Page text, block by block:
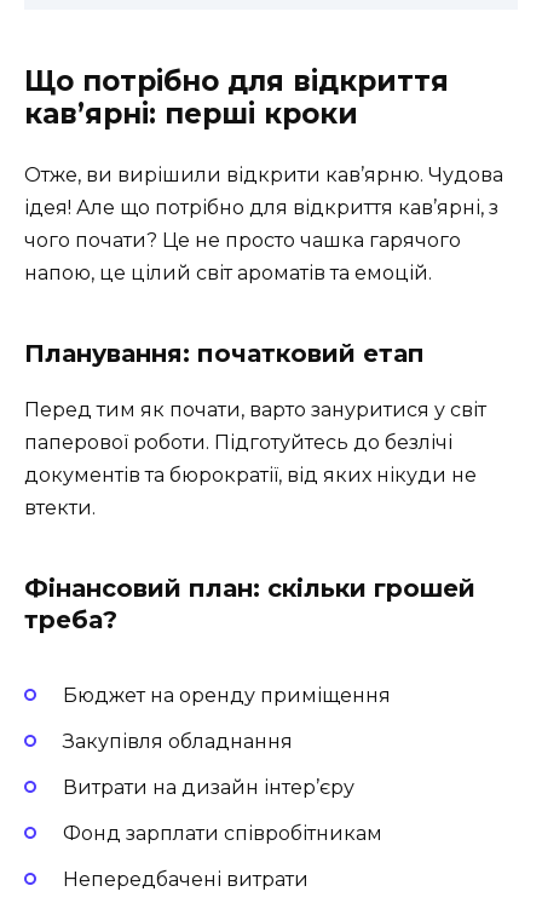
Що потрібно для відкриття
кав’ярні: перші кроки
Отже, ви вирішили відкрити кав’ярню. Чудова
ідея! Але що потрібно для відкриття кав’ярні, з
чого почати? Це не просто чашка гарячого
напою, це цілий світ ароматів та емоцій.
Планування: початковий етап
Перед тим як почати, варто зануритися у світ
паперової роботи. Підготуйтесь до безлічі
документів та бюрократії, від яких нікуди не
втекти.
Фінансовий план: скільки грошей
треба?
Бюджет на оренду приміщення
Закупівля обладнання
Витрати на дизайн інтер’єру
Фонд зарплати співробітникам
Непередбачені витрати